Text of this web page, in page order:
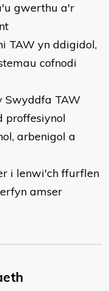
gwerthu a'r
TAW yn ddigidol,
cofnodi
Swyddfa TAW
proffesiynol
arbenigol a
i lenwi'ch ffurflen
amser